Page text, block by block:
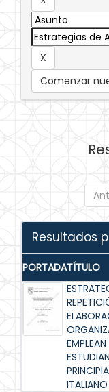
Comenzar
Resultados
PORTADATÍTULO
ITALIANO